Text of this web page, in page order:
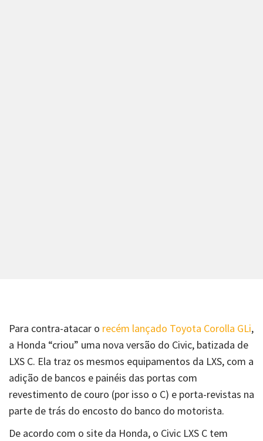
Para contra-atacar o recém lançado Toyota Corolla GLi,
a Honda “criou” uma nova versão do Civic, batizada de
LXS C. Ela traz os mesmos equipamentos da LXS, com a
adição de bancos e painéis das portas com
revestimento de couro (por isso o C) e porta-revistas na
parte de trás do encosto do banco do motorista.
De acordo com o site da Honda, o Civic LXS C tem